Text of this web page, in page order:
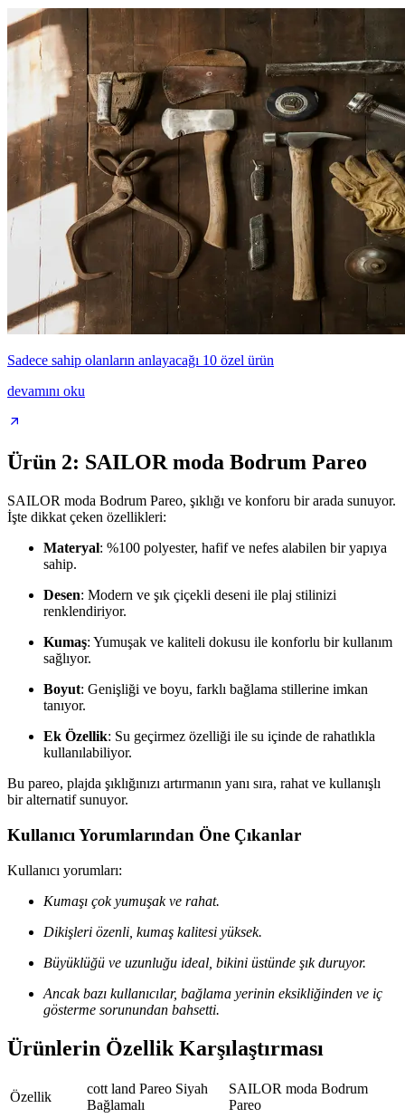
Sadece sahip olanların anlayacağı 10 özel ürün
devamını oku
Ürün 2: SAILOR moda Bodrum Pareo
SAILOR moda Bodrum Pareo, şıklığı ve konforu bir arada sunuyor.
İşte dikkat çeken özellikleri:
Materyal: %100 polyester, hafif ve nefes alabilen bir yapıya
sahip.
Desen: Modern ve şık çiçekli deseni ile plaj stilinizi
renklendiriyor.
Kumaş: Yumuşak ve kaliteli dokusu ile konforlu bir kullanım
sağlıyor.
Boyut: Genişliği ve boyu, farklı bağlama stillerine imkan
tanıyor.
Ek Özellik: Su geçirmez özelliği ile su içinde de rahatlıkla
kullanılabiliyor.
Bu pareo, plajda şıklığınızı artırmanın yanı sıra, rahat ve kullanışlı
bir alternatif sunuyor.
Kullanıcı Yorumlarından Öne Çıkanlar
Kullanıcı yorumları:
Kumaşı çok yumuşak ve rahat.
Dikişleri özenli, kumaş kalitesi yüksek.
Büyüklüğü ve uzunluğu ideal, bikini üstünde şık duruyor.
Ancak bazı kullanıcılar, bağlama yerinin eksikliğinden ve iç
gösterme sorunundan bahsetti.
Ürünlerin Özellik Karşılaştırması
Özellik
cott land Pareo Siyah
Bağlamalı
SAILOR moda Bodrum
Pareo